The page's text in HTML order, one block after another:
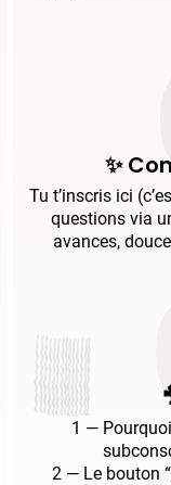
✨
Tu t’inscris ici
questions via
avances,
1 —
2 — Le bouton